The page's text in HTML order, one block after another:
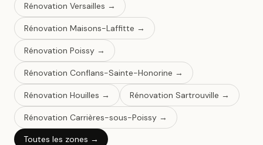
Rénovation Versailles →
Rénovation Maisons-Laffitte →
Rénovation Poissy →
Rénovation Conflans-Sainte-Honorine →
Rénovation Houilles → Rénovation Sartrouville →
Rénovation Carrières-sous-Poissy →
Toutes les zones →